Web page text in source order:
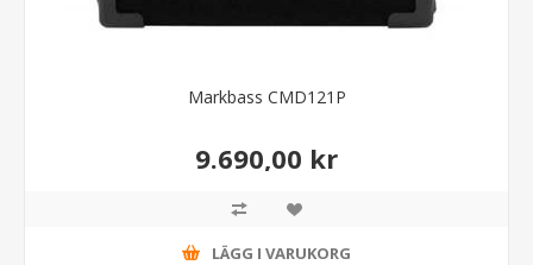
Markbass CMD121P
9.690,00 kr
LÄGG I VARUKORG